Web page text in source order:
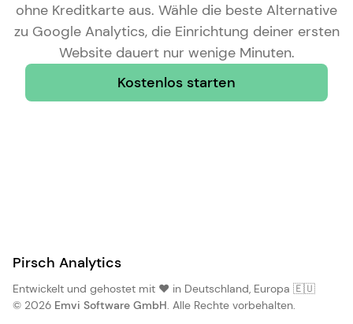
ohne Kreditkarte aus. Wähle die beste Alternative
zu Google Analytics, die Einrichtung deiner ersten
Website dauert nur wenige Minuten.
Kostenlos starten
Pirsch Analytics
Entwickelt und gehostet mit ❤️ in Deutschland, Europa 🇪🇺
© 2026 Emvi Software GmbH. Alle Rechte vorbehalten.